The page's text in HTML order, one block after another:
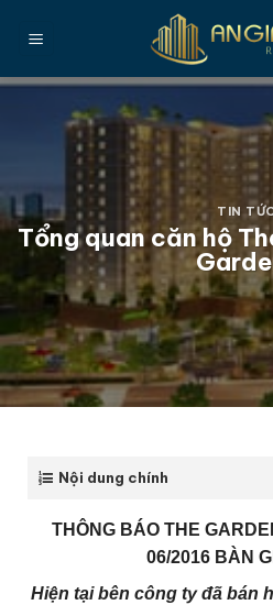
qua
TIN
Tổng quan căn hộ
Nội dung chính
THÔNG BÁO THE
06/2016 BÀN
Hiện tại bên công ty đã bán